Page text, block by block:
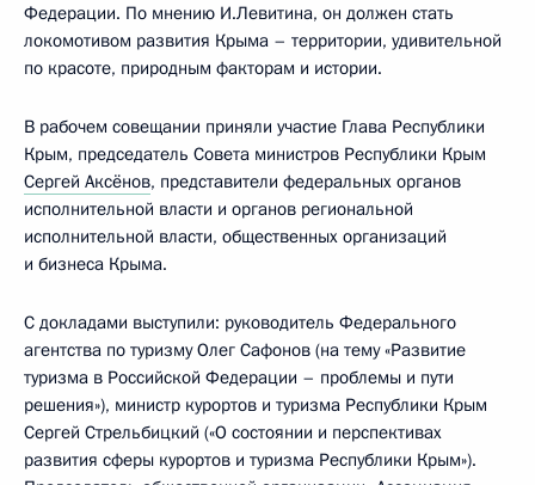
Федерации. По мнению И.Левитина, он должен стать
локомотивом развития Крыма – территории, удивительной
по красоте, природным факторам и истории.
В рабочем совещании приняли участие Глава Республики
Крым, председатель Совета министров Республики Крым
Сергей Аксёнов, представители федеральных органов
исполнительной власти и органов региональной
исполнительной власти, общественных организаций
и бизнеса Крыма.
С докладами выступили: руководитель Федерального
агентства по туризму Олег Сафонов (на тему «Развитие
туризма в Российской Федерации – проблемы и пути
решения»), министр курортов и туризма Республики Крым
Сергей Стрельбицкий («О состоянии и перспективах
развития сферы курортов и туризма Республики Крым»).